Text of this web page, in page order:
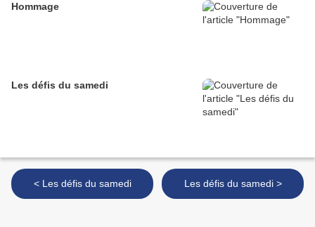
Hommage
Les défis du samedi
< Les défis du samedi Les défis du samedi >